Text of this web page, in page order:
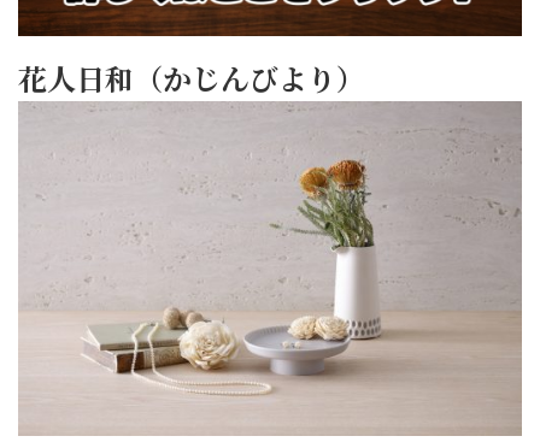
花人日和（かじんびより）